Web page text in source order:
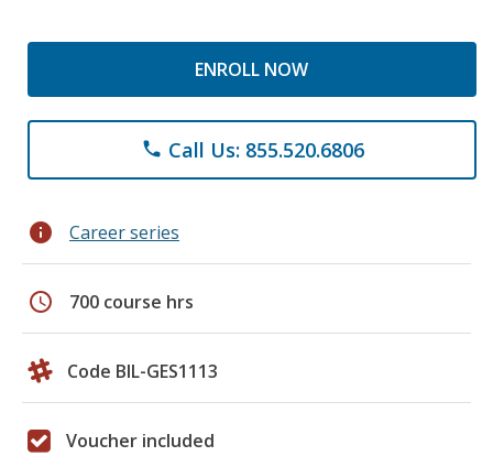
ENROLL NOW
phone Call Us: 855.520.6806
info Career series
schedule 700 course hrs
Code BIL-GES1113
Voucher included